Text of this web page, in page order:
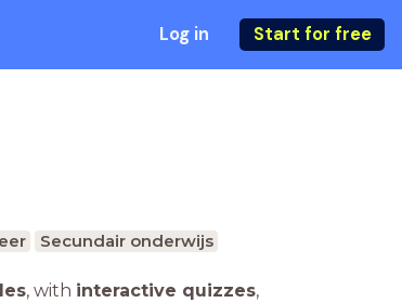
Log in Start for free
Secundair onderwijs
, with interactive quizzes,